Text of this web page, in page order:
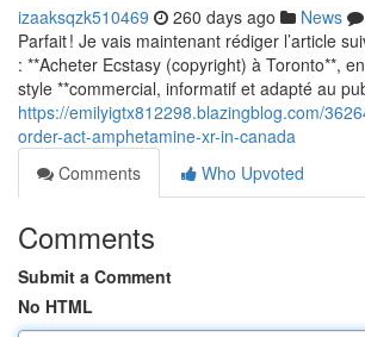
izaaksqzk510469 260 days ago News
Parfait ! Je vais maintenant rédiger l’article
: **Acheter Ecstasy (copyright) à Toronto**,
style **commercial, informatif et adapté au
https://emilyigtx812298.blazingblog.com/
order-act-amphetamine-xr-in-canada
Comments
Who Upvoted
Comments
Submit a Comment
No HTML